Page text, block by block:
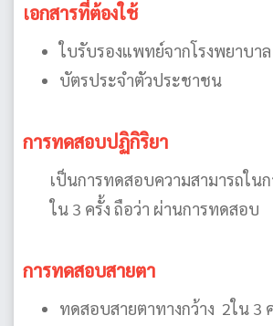
เอกสารที่ต้องใช้
ใบรับรองแพทย์จากโรงพยาบา
บัตรประจำตัวประชาชน
การทดสอบปฏิกิริยา
เป็นการทดสอบความสามารถในก
ใน 3 ครั้ง ถือว่า ผ่านการทดสอบ
การทดสอบสายตา
ทดสอบสายตาทางกว้าง 2ใน 3